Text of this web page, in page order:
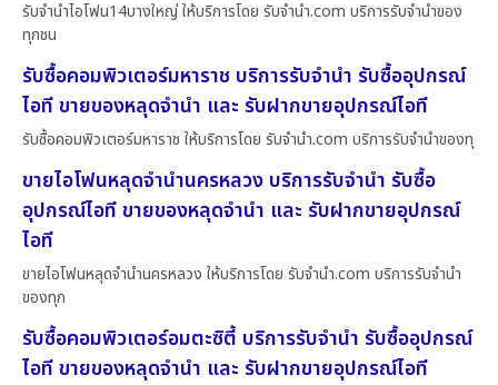
รับจำนำไอโฟน14บางใหญ่ ให้บริการโดย รับจํานํา.com บริการรับจำนำของ
ทุกชน
รับซื้อคอมพิวเตอร์มหาราช บริการรับจำนำ รับซื้ออุปกรณ์
ไอที ขายของหลุดจำนำ และ รับฝากขายอุปกรณ์ไอที
รับซื้อคอมพิวเตอร์มหาราช ให้บริการโดย รับจํานํา.com บริการรับจำนำของทุ
ขายไอโฟนหลุดจำนำนครหลวง บริการรับจำนำ รับซื้อ
อุปกรณ์ไอที ขายของหลุดจำนำ และ รับฝากขายอุปกรณ์
ไอที
ขายไอโฟนหลุดจำนำนครหลวง ให้บริการโดย รับจํานํา.com บริการรับจำนำ
ของทุก
รับซื้อคอมพิวเตอร์อมตะซิตี้ บริการรับจำนำ รับซื้ออุปกรณ์
ไอที ขายของหลุดจำนำ และ รับฝากขายอุปกรณ์ไอที